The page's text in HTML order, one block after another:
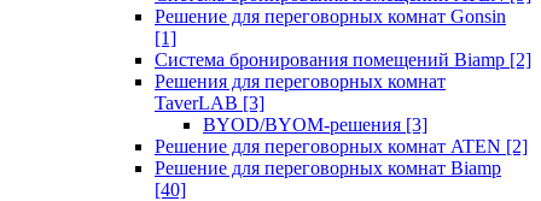
Решение для переговорных комнат Gonsin
[1]
Система бронирования помещений Biamp [2]
Решения для переговорных комнат
TaverLAB [3]
BYOD/BYOM-решения [3]
Решение для переговорных комнат ATEN [2]
Решение для переговорных комнат Biamp
[40]